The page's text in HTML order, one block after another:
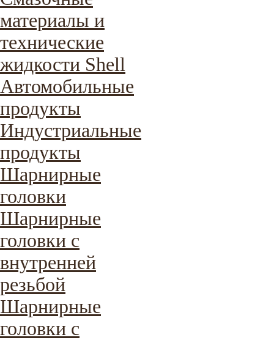
материалы и
технические
жидкости Shell
Автомобильные
продукты
Индустриальные
продукты
Шарнирные
головки
Шарнирные
головки с
внутренней
резьбой
Шарнирные
головки с